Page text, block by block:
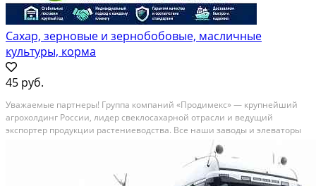
Сахар, зерновые и зернобобовые, масличные
культуры, корма
45 руб.
Уважаемые партнеры! Группа компаний «Продимекс» — крупнейший
агрохолдинг России, лидер свеклосахарной отрасли и ведущий
экспортер продукции растениеводства. Все наши заводы и элеваторы
внесены в реестр экспортеров ФГИС «Цербер» и аккредитованы
Россельхознадзором для поставок на внешние рынки....